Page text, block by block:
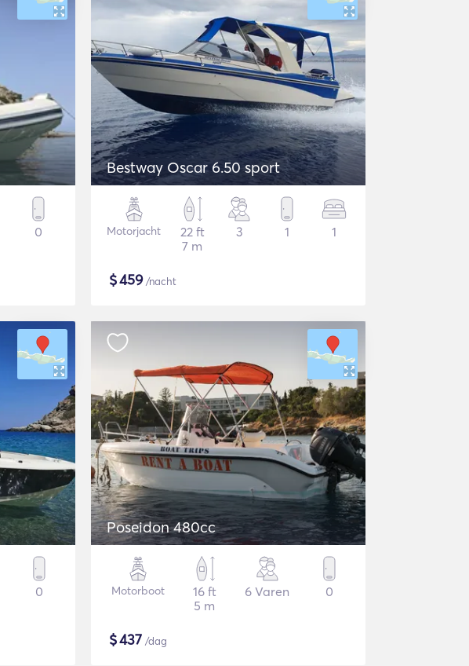
0
Bestway Oscar 6.50 sport
Motorjacht
22 ft
7 m
3 1 1
$459/nacht
0
Poseidon 480cc
Motorboot
16 ft
5 m
6 Varen 0
$437 /dag